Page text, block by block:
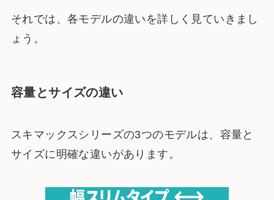
それでは、各モデルの違いを詳しく見ていきまし
ょう。
容量とサイズの違い
スキマックスシリーズの3つのモデルは、容量と
サイズに明確な違いがあります。